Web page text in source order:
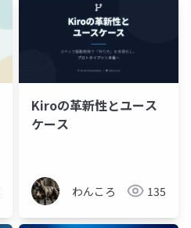
Kiroの革新性とユース
ケース
わんころ 135